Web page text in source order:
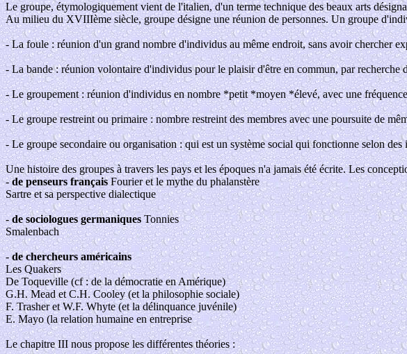
Le groupe, étymologiquement vient de l'italien, d'un terme technique des beaux arts
Au milieu du XVIIIème siècle, groupe désigne une réunion de personnes. Un groupe
- La foule : réunion d'un grand nombre d'individus au même endroit, sans avoir chercher
- La bande : réunion volontaire d'individus pour le plaisir d'être en commun, par recherche
- Le groupement : réunion d'individus en nombre *petit *moyen *élevé, avec une
- Le groupe restreint ou primaire : nombre restreint des membres avec une poursuite de
- Le groupe secondaire ou organisation : qui est un système social qui fonctionne selon
Une histoire des groupes à travers les pays et les époques n'a jamais été écrite. Les
-de penseurs françaisFourier et le mythe du phalanstère
Sartre et sa perspective dialectique
- de sociologues germaniquesTonnies
Smalenbach
-de chercheurs américains
Les Quakers
De Toqueville (cf : de la démocratie en Amérique)
G.H. Mead et C.H. Cooley (et la philosophie sociale)
F. Trasher et W.F. Whyte (et la délinquance juvénile)
E. Mayo (la relation humaine en entreprise
Le chapitre III nous propose les différentes théories :